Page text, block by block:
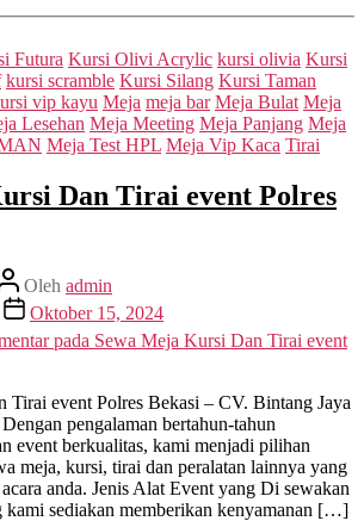
Futura Kursi Olivi Acrylic kursi olivia Kursi
kursi scramble Kursi Silang Kursi Taman
vip kayu Meja meja bar Meja Bulat Meja
Lesehan Meja Meeting Meja Panjang Meja
Meja Test HPL Meja Vip Kaca Tirai
Dan Tirai event Polres
Oleh admin
Oktober 15, 2024
pada Sewa Meja Kursi Dan Tirai event
Tirai event Polres Bekasi – CV. Bintang Jaya
pengalaman bertahun-tahun
event berkualitas, kami menjadi pilihan
meja, kursi, tirai dan peralatan lainnya yang
anda. Jenis Alat Event yang Di sewakan
kami sediakan memberikan kenyamanan […]